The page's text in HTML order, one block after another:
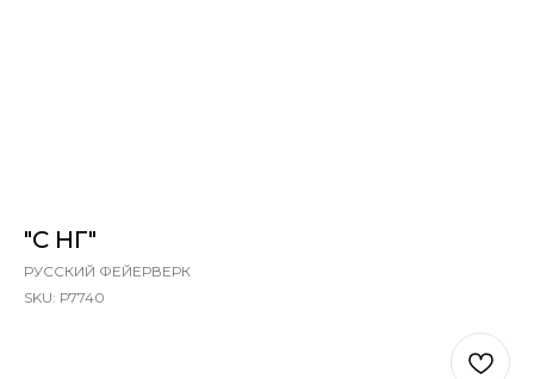
"С НГ"
РУССКИЙ ФЕЙЕРВЕРК
SKU: Р7740